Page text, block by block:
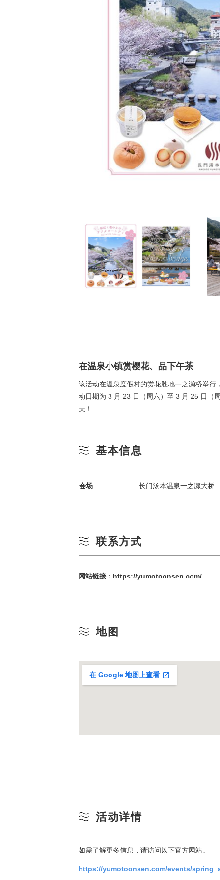
在温泉小镇赏樱花、品下午茶
该活动在温泉度假村的赏花胜地一之濑桥举
动日期为 3 月 23 日（周六）至 3 月 25 日（
天！
基本信息
会场 长门汤本温泉一之濑大桥
联系方式
网站链接： https://yumotoonsen.com/
地图
在 Google 地图上查看
活动详情
如需了解更多信息，请访问以下官方网站。
https://yumotoonsen.com/events/
按季节搜索 by Season
秋季
冬季